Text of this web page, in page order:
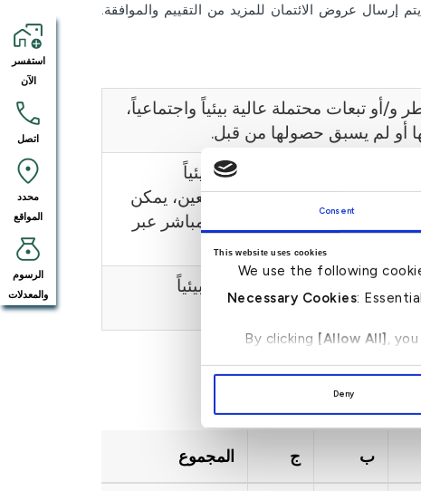
Consent
This website uses cookies
We use the following
Necessary Cookies:
By clicking [Allow All],
Deny
إرسال عروض الائتمان للمزيد من التقييم والموافقة.
و/أو تبعات محتملة عالية بيئياً واجتماعياً،
أو لم يسبق حصولها من قبل.
و/أو تبعات محتملة محدودة بيئياً
من حيث العدد، محددة بموقع معين، يمكن
ويتم الحد من آثارها بشكل مباشر عبر
و/أو تبعات ضئيلة أو معدومة بيئياً
ب ج المجموع
استفسر
الآن
اتصل
محدد
المواقع
الرسوم
والمعدلات